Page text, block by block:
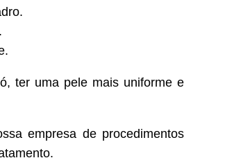
ter uma pele mais uniforme e
empresa de procedimentos